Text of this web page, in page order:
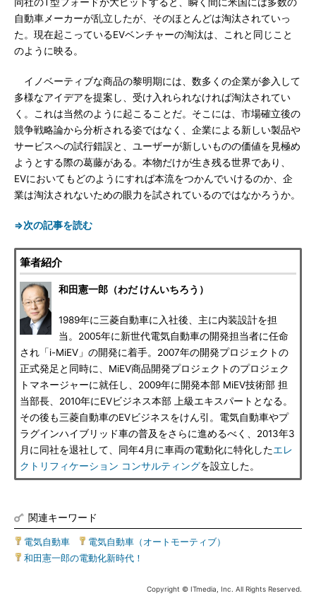
自動車メーカーが乱立したが、そのほとんどは淘汰されていっ
た。現在起こっているEVベンチャーの淘汰は、これと同じこと
のように映る。
イノベーティブな商品の黎明期には、数多くの企業が参入して
多様なアイデアを提案し、受け入れられなければ淘汰されてい
く。これは当然のように起こることだ。そこには、市場確立後の
競争戦略論から分析される姿ではなく、企業による新しい製品や
サービスへの試行錯誤と、ユーザーが新しいものの価値を見極め
ようとする際の葛藤がある。本物だけが生き残る世界であり、
EVにおいてもどのようにすれば本流をつかんでいけるのか、企
業は淘汰されないための眼力を試されているのではなかろうか。
⇒次の記事を読む
筆者紹介
和田憲一郎（わだ けんいちろう）
1989年に三菱自動車に入社後、主に内装設計を担
当。2005年に新世代電気自動車の開発担当者に任命
され「i-MiEV」の開発に着手。2007年の開発プロジェクトの
正式発足と同時に、MiEV商品開発プロジェクトのプロジェク
トマネージャーに就任し、2009年に開発本部 MiEV技術部 担
当部長、2010年にEVビジネス本部 上級エキスパートとなる。
その後も三菱自動車のEVビジネスをけん引。電気自動車やプ
ラグインハイブリッド車の普及をさらに進めるべく、2013年3
月に同社を退社して、同年4月に車両の電動化に特化したエレ
クトリフィケーション コンサルティングを設立した。
関連キーワード
電気自動車 電気自動車（オートモーティブ）
和田憲一郎の電動化新時代！
Copyright © ITmedia, Inc. All Rights Reserved.